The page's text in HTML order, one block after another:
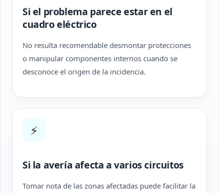
Si el problema parece estar en el
cuadro eléctrico
No resulta recomendable desmontar protecciones
o manipular componentes internos cuando se
desconoce el origen de la incidencia.
⚡
Si la avería afecta a varios circuitos
Tomar nota de las zonas afectadas puede facilitar la